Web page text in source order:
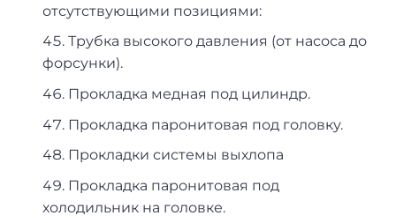
отсутствующими позициями:
Трубка высокого давления (от насоса до
форсунки).
Прокладка медная под цилиндр.
Прокладка паронитовая под головку.
Прокладки системы выхлопа
Прокладка паронитовая под
холодильник на головке.